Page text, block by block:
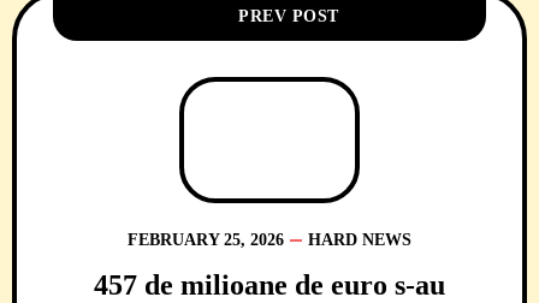
PREV POST
FEBRUARY 25, 2026 HARD NEWS
457 de milioane de euro s-au